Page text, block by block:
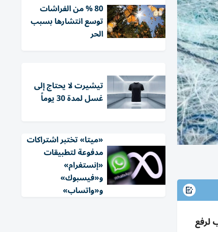
لرفع
80 % من الفراشات
توسع انتشارها بسبب
الحر
تيشيرت لا يحتاج إلى
غسل لمدة 30 يوماً
«ميتا» تختبر اشتراكات
مدفوعة لتطبيقات
«إنستغرام»
و«فيسبوك»
و«واتساب»